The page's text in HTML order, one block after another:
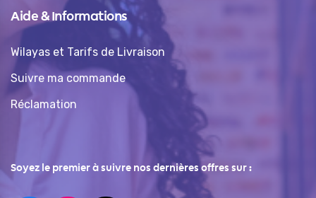
Aide & Informations
Wilayas et Tarifs de Livraison
Suivre ma commande
Réclamation
Soyez le premier à suivre nos dernières offres sur :